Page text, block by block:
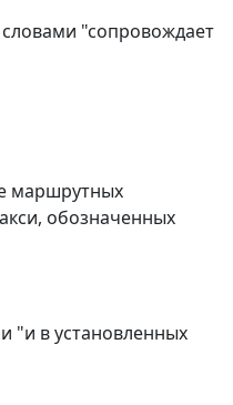
словами "сопровождает
маршрутных
обозначенных
"и в установленных